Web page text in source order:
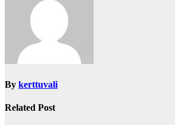
By kerttuvali
Related Post